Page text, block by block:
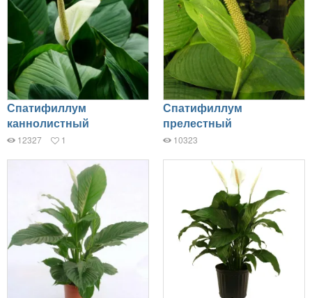
Спатифиллум
каннолистный
12327 1
Спатифиллум
прелестный
10323